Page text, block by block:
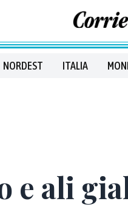
NORDEST ITALIA
e ali